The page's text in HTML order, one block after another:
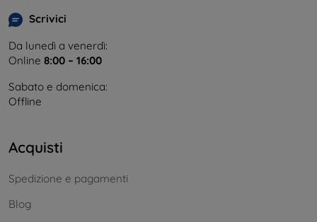
Scrivici
Da lunedì a venerdì:
Online 8:00 – 16:00
Sabato e domenica:
Offline
Acquisti
Spedizione e pagamenti
Blog